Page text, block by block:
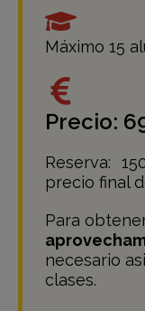
Máximo 15
Precio:
Reserva:
precio final
Para
necesario
clases.